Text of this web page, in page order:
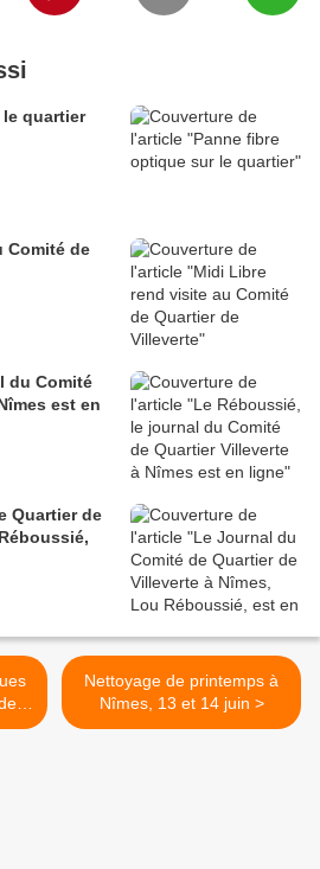
quartier
Comité de
du Comité
est en
Quartier de
Nettoyage de printemps à
Nîmes, 13 et 14 juin >